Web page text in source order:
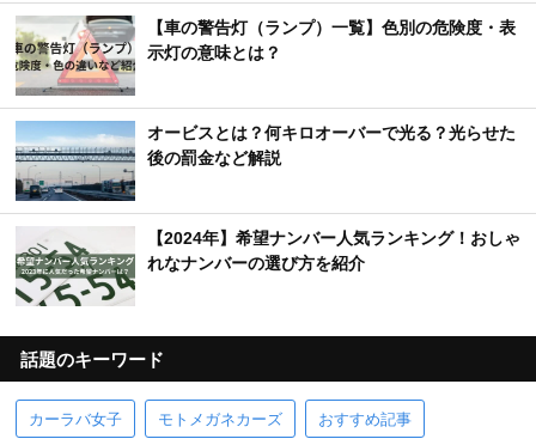
【車の警告灯（ランプ）一覧】色別の危険度・表
示灯の意味とは？
オービスとは？何キロオーバーで光る？光らせた
後の罰金など解説
【2024年】希望ナンバー人気ランキング！おしゃ
れなナンバーの選び方を紹介
話題のキーワード
カーラバ女子 モトメガネカーズ おすすめ記事